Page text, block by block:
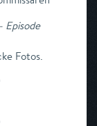
Episode
Fotos.